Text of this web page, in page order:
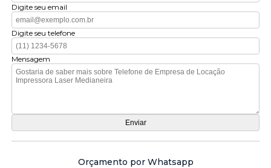
Digite seu email
Digite seu telefone
Mensagem
Orçamento por Whatsapp